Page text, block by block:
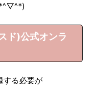
ド)公式オンラ
する必要が